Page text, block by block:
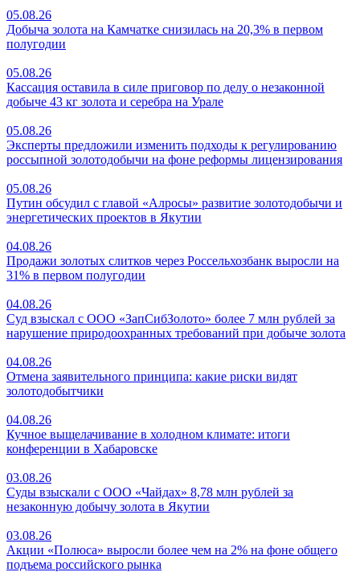
05.08.26
Добыча золота на Камчатке снизилась на 20,3% в первом
полугодии
05.08.26
Кассация оставила в силе приговор по делу о незаконной
добыче 43 кг золота и серебра на Урале
05.08.26
Эксперты предложили изменить подходы к регулированию
россыпной золотодобычи на фоне реформы лицензирования
05.08.26
Путин обсудил с главой «Алросы» развитие золотодобычи и
энергетических проектов в Якутии
04.08.26
Продажи золотых слитков через Россельхозбанк выросли на
31% в первом полугодии
04.08.26
Суд взыскал с ООО «ЗапСибЗолото» более 7 млн рублей за
нарушение природоохранных требований при добыче золота
04.08.26
Отмена заявительного принципа: какие риски видят
золотодобытчики
04.08.26
Кучное выщелачивание в холодном климате: итоги
конференции в Хабаровске
03.08.26
Суды взыскали с ООО «Чайдах» 8,78 млн рублей за
незаконную добычу золота в Якутии
03.08.26
Акции «Полюса» выросли более чем на 2% на фоне общего
подъема российского рынка